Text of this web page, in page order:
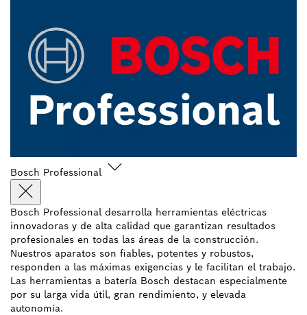
Bosch Professional
Bosch Professional desarrolla herramientas eléctricas
innovadoras y de alta calidad que garantizan resultados
profesionales en todas las áreas de la construcción.
Nuestros aparatos son fiables, potentes y robustos,
responden a las máximas exigencias y le facilitan el trabajo.
Las herramientas a batería Bosch destacan especialmente
por su larga vida útil, gran rendimiento, y elevada
autonomía.